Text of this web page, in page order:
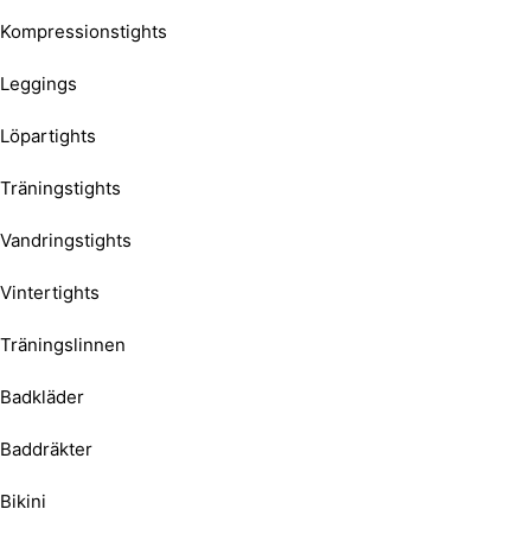
Kompressionstights
Leggings
Löpartights
Träningstights
Vandringstights
Vintertights
Träningslinnen
Badkläder
Baddräkter
Bikini